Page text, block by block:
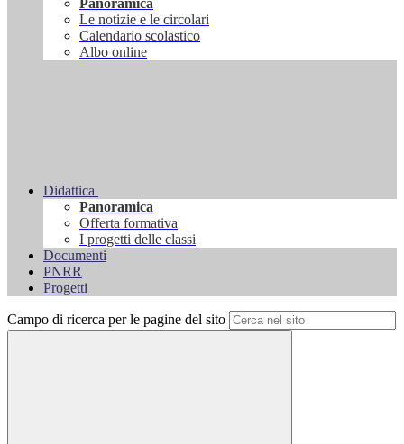
Panoramica
Le notizie e le circolari
Calendario scolastico
Albo online
Didattica
Panoramica
Offerta formativa
I progetti delle classi
Documenti
PNRR
Progetti
Campo di ricerca per le pagine del sito